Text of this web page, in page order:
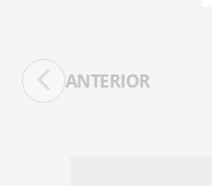
ANTERIOR